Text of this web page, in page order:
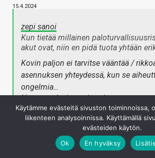
15.4.2024
zepi sanoi
Kun tietää millainen
akut ovat, niin en pidä tuota yhtään
Kovin paljon ei tarvitse vääntää /
asennuksen yhteydessä, kun se
ongelmia…
Napsauta laajentaaksesi…
Kyllähän vaihdettavat akut olivat ihan
kännyköiden aikana. Parempihan se on
akun saa heti vaihdettua pois, ja uutta
Käytämme evästeitä sivuston toiminnoissa,
liikenteen analysoinnissa. Käyttämällä
evästeiden käytön.
Ok
En hyväksy